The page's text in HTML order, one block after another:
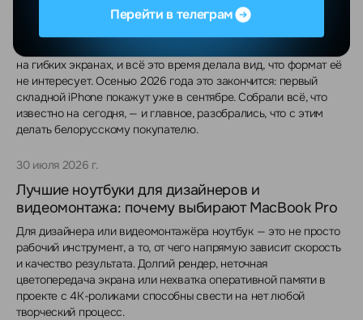
Складной iPhone (Fold / Ultra): что известно
перед презентацией
на гибких экранах, и всё это время делала вид, что формат её
не интересует. Осенью 2026 года это закончится: первый
складной iPhone покажут уже в сентябре. Собрали всё, что
известно на сегодня, — и главное, разобрались, что с этим
делать белорусскому покупателю.
30 июля 2026 г.
Лучшие ноутбуки для дизайнеров и
видеомонтажа: почему выбирают MacBook Pro
Для дизайнера или видеомонтажёра ноутбук — это не просто
рабочий инструмент, а то, от чего напрямую зависит скорость
и качество результата. Долгий рендер, неточная
цветопередача экрана или нехватка оперативной памяти в
проекте с 4K-роликами способны свести на нет любой
творческий процесс.
Перейти в телеграм